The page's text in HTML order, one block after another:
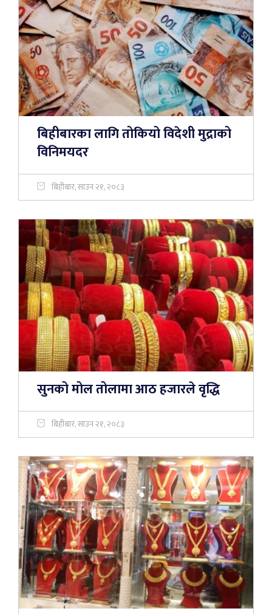
बिहीबारका लागि तोकियो विदेशी मुद्राको
विनिमयदर
बिहीबार, साउन २१, २०८३
सुनको मोल तोलामा आठ हजारले वृद्धि
बिहीबार, साउन २१, २०८३